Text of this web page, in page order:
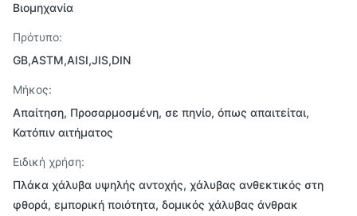
Βιομηχανία
Πρότυπο:
GB,ASTM,AISI,JIS,DIN
Μήκος:
Απαίτηση, Προσαρμοσμένη, σε πηνίο, όπως απαιτείται,
Κατόπιν αιτήματος
Ειδική χρήση:
Πλάκα χάλυβα υψηλής αντοχής, χάλυβας ανθεκτικός στη
φθορά, εμπορική ποιότητα, δομικός χάλυβας άνθρακ